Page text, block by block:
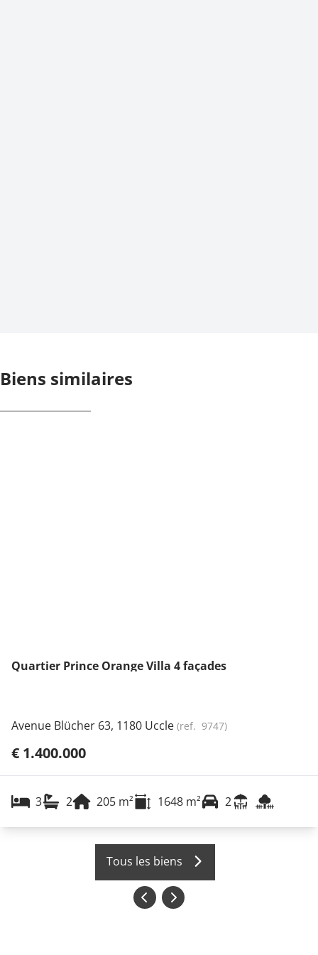
Biens similaires
Quartier Prince Orange Villa 4 façades
Avenue Blücher 63, 1180 Uccle (ref. 9747)
€ 1.400.000
3 2 205 m² 1648 m² 2
Tous les biens